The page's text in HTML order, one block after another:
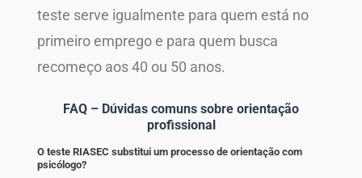
teste serve igualmente para quem está no
primeiro emprego e para quem busca
recomeço aos 40 ou 50 anos.
FAQ – Dúvidas comuns sobre orientação
profissional
O teste RIASEC substitui um processo de orientação com
psicólogo?